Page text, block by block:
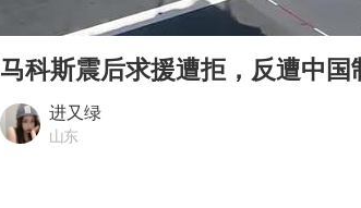
“新疆阿勒泰八月能滑
U17国足点球大战淘
马科斯震后求援遭拒，反遭中国
进又绿
山东